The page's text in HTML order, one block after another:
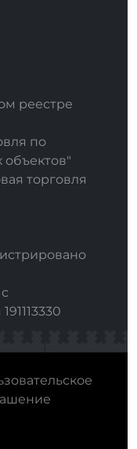
реестре
по
объектов"
торговля